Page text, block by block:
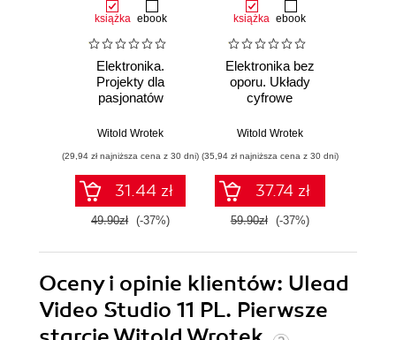
książka ebook
Elektronika.
Projekty dla
pasjonatów
Witold Wrotek
(29,94 zł najniższa cena z 30 dni)
31.44 zł
49.90zł (-37%)
książka ebook
Elektronika bez
oporu. Układy
cyfrowe
Witold Wrotek
(35,94 zł najniższa cena z 30 dni)
37.74 zł
59.90zł (-37%)
Oceny i opinie klientów: Ulead
Video Studio 11 PL. Pierwsze